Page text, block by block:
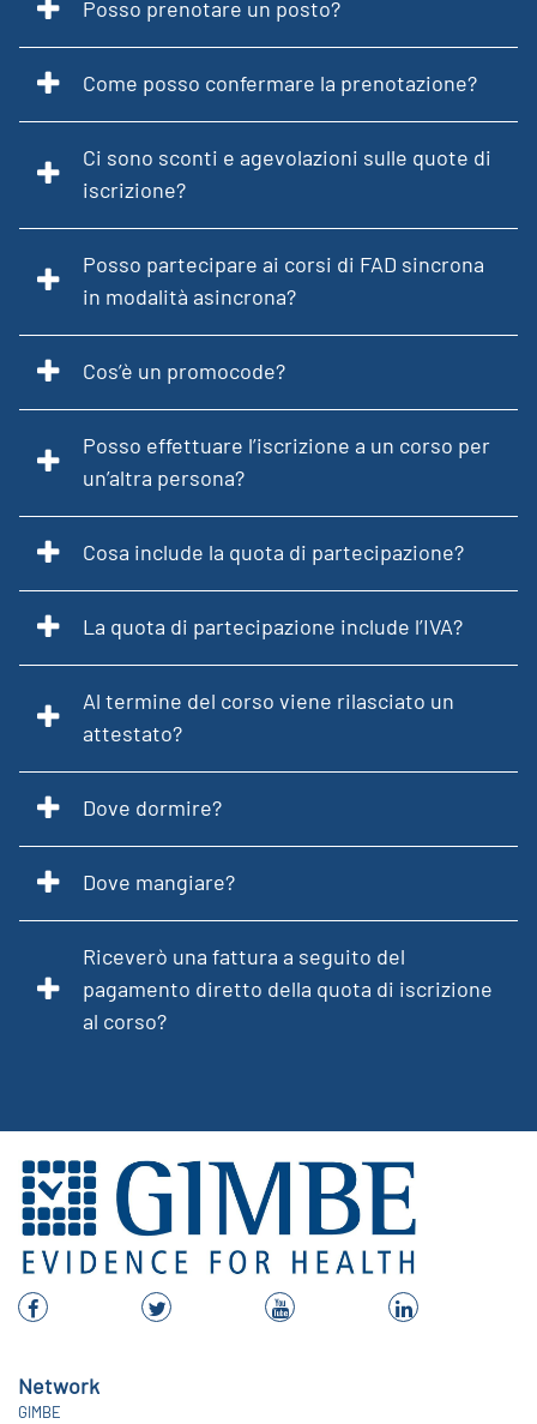
Posso prenotare un posto?
Come posso confermare la prenotazione?
Ci sono sconti e agevolazioni sulle quote di
iscrizione?
Posso partecipare ai corsi di FAD sincrona
in modalità asincrona?
Cos’è un promocode?
Posso effettuare l’iscrizione a un corso per
un’altra persona?
Cosa include la quota di partecipazione?
La quota di partecipazione include l’IVA?
Al termine del corso viene rilasciato un
attestato?
Dove dormire?
Dove mangiare?
Riceverò una fattura a seguito del
pagamento diretto della quota di iscrizione
al corso?
Network
GIMBE